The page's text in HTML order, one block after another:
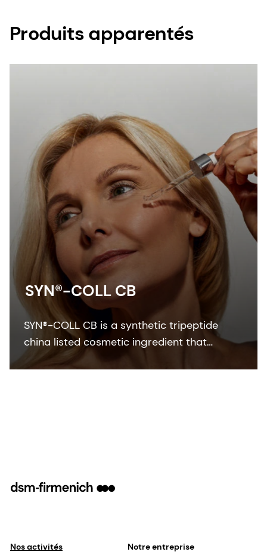
Produits apparentés
SYN®-COLL CB
SYN®-COLL CB is a synthetic tripeptide
china listed cosmetic ingredient that
simultaneously boosts collagen production
Nos activités Notre entreprise